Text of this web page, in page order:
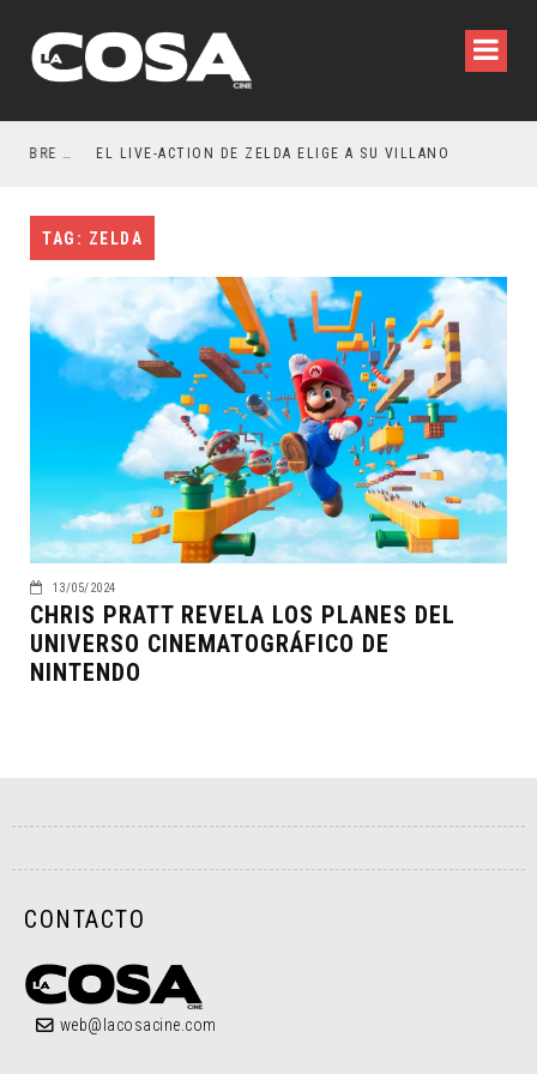
RESEÑA LA INVITACIÓN: OLIVIA WILDE REFLEXIONA SOBRE LA VIDA CONYUGAL EL LIVE-ACTION DE ZELDA ELIGE A SU VILLANO
TAG: ZELDA
13/05/2024
CHRIS PRATT REVELA LOS PLANES DEL
UNIVERSO CINEMATOGRÁFICO DE
NINTENDO
CONTACTO
web@lacosacine.com